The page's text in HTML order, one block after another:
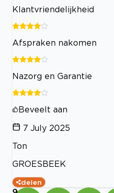
Klantvriendelijkheid
Afspraken nakomen
Nazorg en Garantie
Beveelt aan
7 July 2025
Ton
GROESBEEK
delen